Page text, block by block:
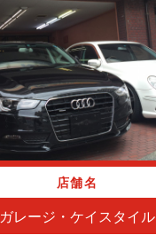
店舗名
ガレージ・ケイスタイル